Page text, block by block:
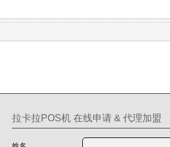
拉卡拉POS机 在线申请 & 代理加盟